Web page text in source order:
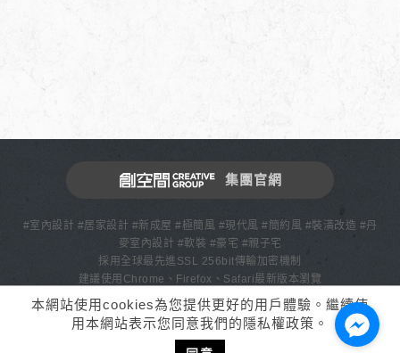
本網站使用cookies為您提供更好的用戶體驗。繼續使
用本網站表示您同意我們的隱私權政策。
集團官網
#室內設計 #居家設計 #新成屋 #極簡風 #現代風 #簡約風 #裝潢改造 #丹
麥室內設計 #軟裝 #豪宅 #親子宅
採用全球最先進SSL 256bit傳輸加密機制
建議使用Chrome、Firefox、Safari最新版本瀏覽
Design by WebTech 網頁設計
填寫諮詢表單